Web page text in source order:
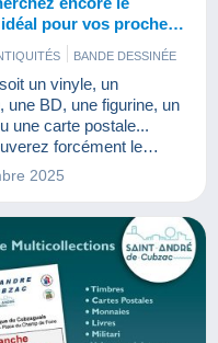
pour vos proches
BANDE DESSINÉE
BISTROT ET ALIMENTATION
JEUX
REVUES
& BILLETS
un vinyle, un
une BD, une figurine, un
une carte postale...
forcément le
fait plaisir parmi les
2025